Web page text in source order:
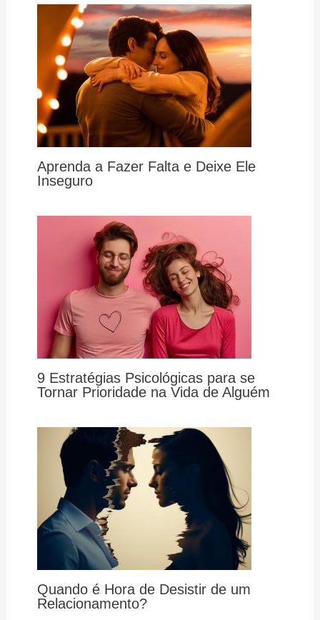
Aprenda a Fazer Falta e Deixe Ele
Inseguro
9 Estratégias Psicológicas para se
Tornar Prioridade na Vida de Alguém
Quando é Hora de Desistir de um
Relacionamento?